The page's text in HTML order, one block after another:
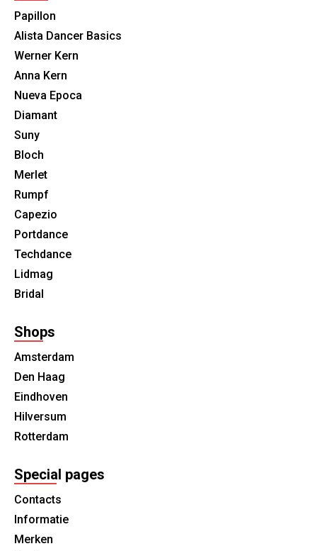
Papillon
Alista Dancer Basics
Werner Kern
Anna Kern
Nueva Epoca
Diamant
Suny
Bloch
Merlet
Rumpf
Capezio
Portdance
Techdance
Lidmag
Bridal
Shops
Amsterdam
Den Haag
Eindhoven
Hilversum
Rotterdam
Special pages
Contacts
Informatie
Merken